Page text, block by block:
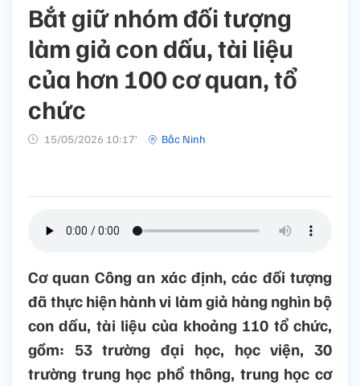
Bắt giữ nhóm đối tượng
làm giả con dấu, tài liệu
của hơn 100 cơ quan, tổ
chức
15/05/2026 10:17’ Bắc Ninh
Cơ quan Công an xác định, các đối tượng
đã thực hiện hành vi làm giả hàng nghìn bộ
con dấu, tài liệu của khoảng 110 tổ chức,
gồm: 53 trường đại học, học viện, 30
trường trung học phổ thông, trung học cơ